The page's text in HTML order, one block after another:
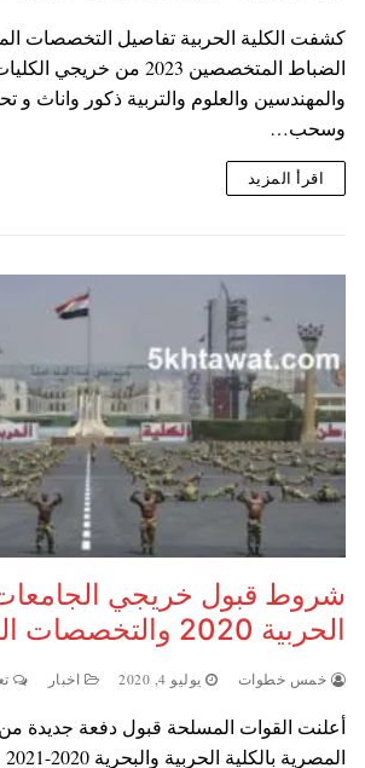
كشفت الكلية الحربية تفاصيل التخصصات
الضباط المتخصصين 2023 من خريجي
والمهندسين والعلوم والتربية ذكور واناث و
وسحب…
اقرأ المزيد
شروط قبول خريجي الجامعات
الحربية 2020 والتخصصات المطلوبة
خمس خطوات يوليو 4, 2020 اخبار
أعلنت القوات المسلحة قبول دفعة جديدة